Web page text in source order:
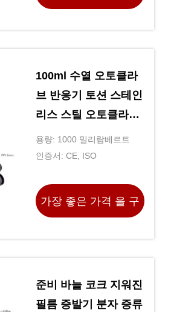
100ml 수열 오토클라
브 반응기 토션 스테인
리스 스틸 오토클라브
반응기용량: 1000 밀리람베르트
인증서: CE, ISO
가장 좋은 가격 을 구
준비 바늘 코크 지워진
필름 증발기 분자 증류